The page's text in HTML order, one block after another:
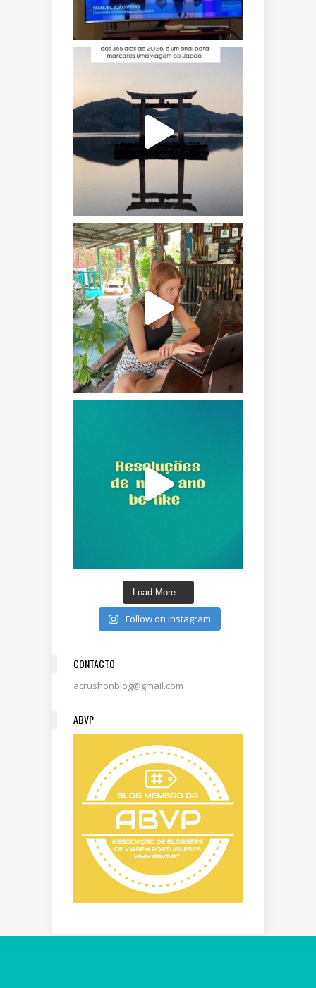
Load More...
Follow on Instagram
CONTACTO
acrushonblog@gmail.com
ABVP